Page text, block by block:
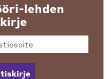
lehden